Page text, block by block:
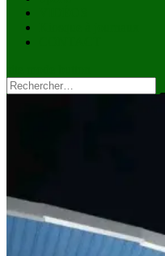
Rechercher :